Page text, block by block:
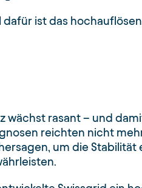
ist das
wächst rasant – und
reichten nicht
um die Stabilität